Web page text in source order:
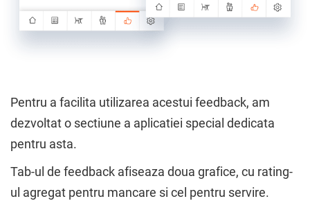
Pentru a facilita utilizarea acestui feedback, am
dezvoltat o sectiune a aplicatiei special dedicata
pentru asta.
Tab-ul de feedback afiseaza doua grafice, cu rating-
ul agregat pentru mancare si cel pentru servire.